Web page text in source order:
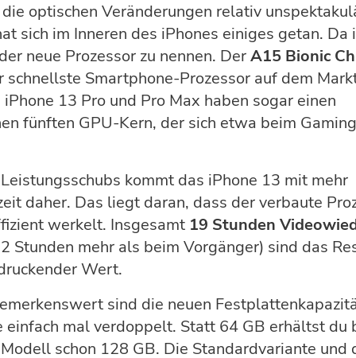
optischen Veränderungen relativ
sich im Inneren des iPhones einiges getan. Da
neue Prozessor zu nennen. DerA15 Bionic
schnellste Smartphone-Prozessor auf dem
13 Pro und Pro Max haben sogar einen
fünften GPU-Kern, der sich etwa beim
kommt das iPhone 13 mit mehr
daher. Das liegt daran, dass der verbaute
werkelt. Insgesamt 19 Stunden
Stunden mehr als beim Vorgänger) sind das
Wert.
sind die neuen
einfach mal verdoppelt. Statt 64 GB erhältst du
schon 128 GB. Die Standardvariante und